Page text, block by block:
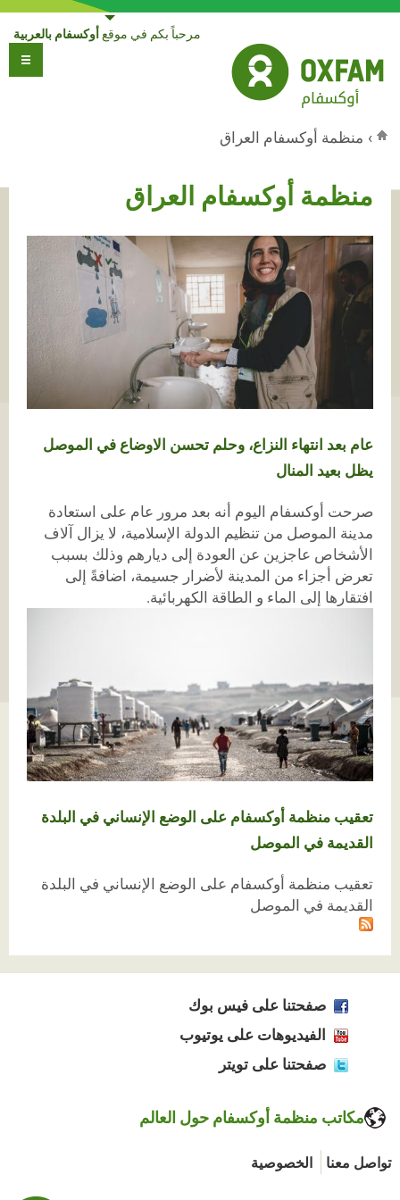
مرحباً بكم في موقع أوكسفام بالعربية
› منظمة أوكسفام العراق
منظمة أوكسفام العراق
عام بعد انتهاء النزاع، وحلم تحسن الاوضاع في الموصل
يظل بعيد المنال
صرحت أوكسفام اليوم أنه بعد مرور عام على استعادة
مدينة الموصل من تنظيم الدولة الإسلامية، لا يزال آلاف
الأشخاص عاجزين عن العودة إلى ديارهم وذلك بسبب
تعرض أجزاء من المدينة لأضرار جسيمة، اضافةً إلى
افتقارها إلى الماء و الطاقة الكهربائية.
تعقيب منظمة أوكسفام على الوضع الإنساني في البلدة
القديمة في الموصل
تعقيب منظمة أوكسفام على الوضع الإنساني في البلدة
القديمة في الموصل
صفحتنا على فيس بوك
الفيديوهات على يوتيوب
صفحتنا على تويتر
مكاتب منظمة أوكسفام حول العالم
تواصل معنا الخصوصية